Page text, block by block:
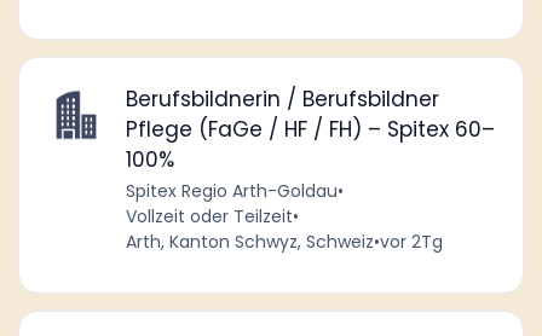
Berufsbildnerin / Berufsbildner
Pflege (FaGe / HF / FH) – Spitex 60–
100%
Spitex Regio Arth-Goldau•
Vollzeit oder Teilzeit•
Arth, Kanton Schwyz, Schweiz•vor 2Tg